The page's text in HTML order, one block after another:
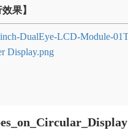
效果】